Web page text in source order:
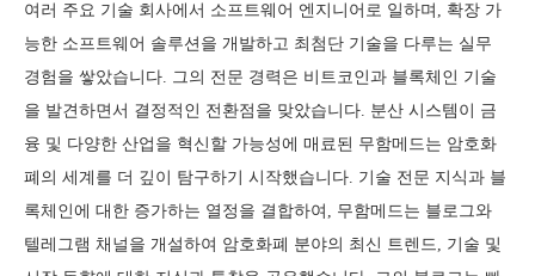
여러 주요 기술 회사에서 소프트웨어 엔지니어로 일하며, 확장 가
능한 소프트웨어 솔루션을 개발하고 최첨단 기술을 다루는 실무
경험을 쌓았습니다. 그의 전문 경력은 비트코인과 블록체인 기술
을 발견하면서 결정적인 전환점을 맞았습니다. 분산 시스템이 금
융 및 다양한 산업을 혁신할 가능성에 매료된 무함메드는 암호화
폐의 세계를 더 깊이 탐구하기 시작했습니다. 기술 전문 지식과 블
록체인에 대한 증가하는 열정을 결합하여, 무함메드는 블로그와
텔레그램 채널을 개설하여 암호화폐 분야의 최신 트렌드, 기술 및